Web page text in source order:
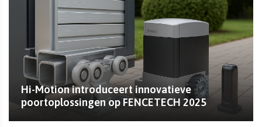
Hi-Motion introduceert innovatieve
poortoplossingen op FENCETECH 2025